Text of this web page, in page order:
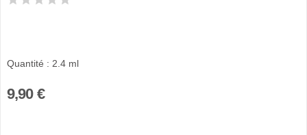
Quantité : 2.4 ml
9,90 €